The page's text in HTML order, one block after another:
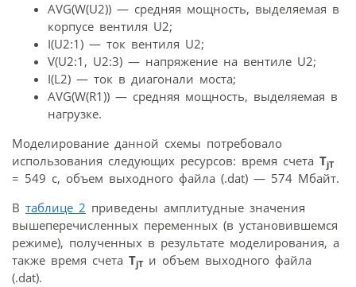
AVG(W(U2)) — средняя мощность, выделяемая в
корпусе вентиля U2;
I(U2:1) — ток вентиля U2;
V(U2:1, U2:3) — напряжение на вентиле U2;
I(L2) — ток в диагонали моста;
AVG(W(R1)) — средняя мощность, выделяемая в
нагрузке.
Моделирование данной схемы потребовало
использования следующих ресурсов: время счета ТjT
= 549 с, объем выходного файла (.dat) — 574 Мбайт.
В таблице 2 приведены амплитудные значения
вышеперечисленных переменных (в установившемся
режиме), полученных в результате моделирования, а
также время счета ТjTи объем выходного файла
(.dat).